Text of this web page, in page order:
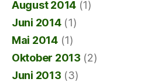
August 2014 (1)
Juni 2014(1)
Mai 2014(1)
Oktober 2013 (2)
Juni 2013 (3)